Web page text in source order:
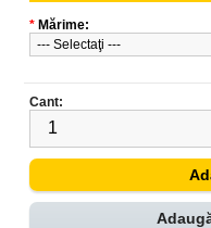
* Mărime:
Cant: